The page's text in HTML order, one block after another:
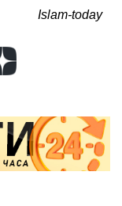
Islam-today